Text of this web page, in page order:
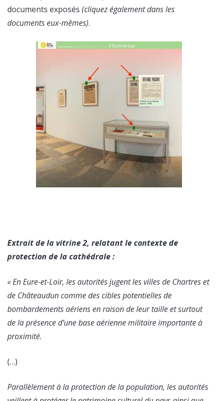
documents exposés (cliquez également dans les
documents eux-mêmes).
Extrait de la vitrine 2, relatant le contexte de
protection de la cathédrale :
« En Eure-et-Loir, les autorités jugent les villes de Chartres et
de Châteaudun comme des cibles potentielles de
bombardements aériens en raison de leur taille et surtout
de la présence d’une base aérienne militaire importante à
proximité.
(…)
Parallèlement à la protection de la population, les autorités